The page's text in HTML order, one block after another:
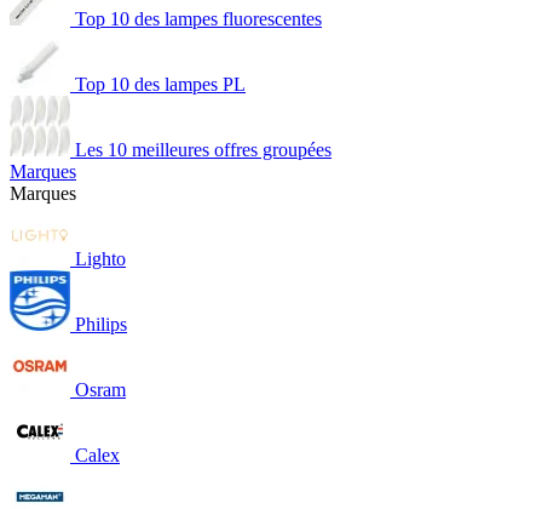
Top 10 des lampes fluorescentes
Top 10 des lampes PL
Les 10 meilleures offres groupées
Marques
Marques
Lighto
Philips
Osram
Calex